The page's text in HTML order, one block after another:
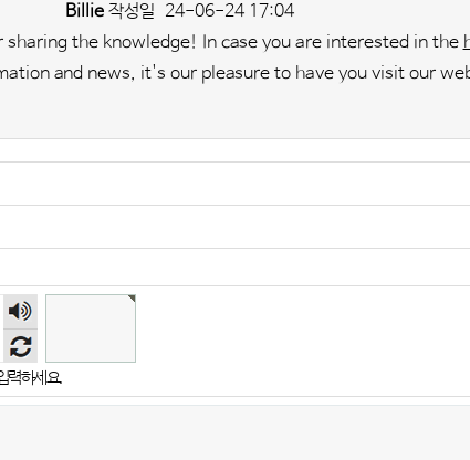
Billie 작성일 24-06-24 17:04
the knowledge! In case you are interested in the
and news, it's our pleasure to have you visit our
숫자
음성
듣기
력하세요.